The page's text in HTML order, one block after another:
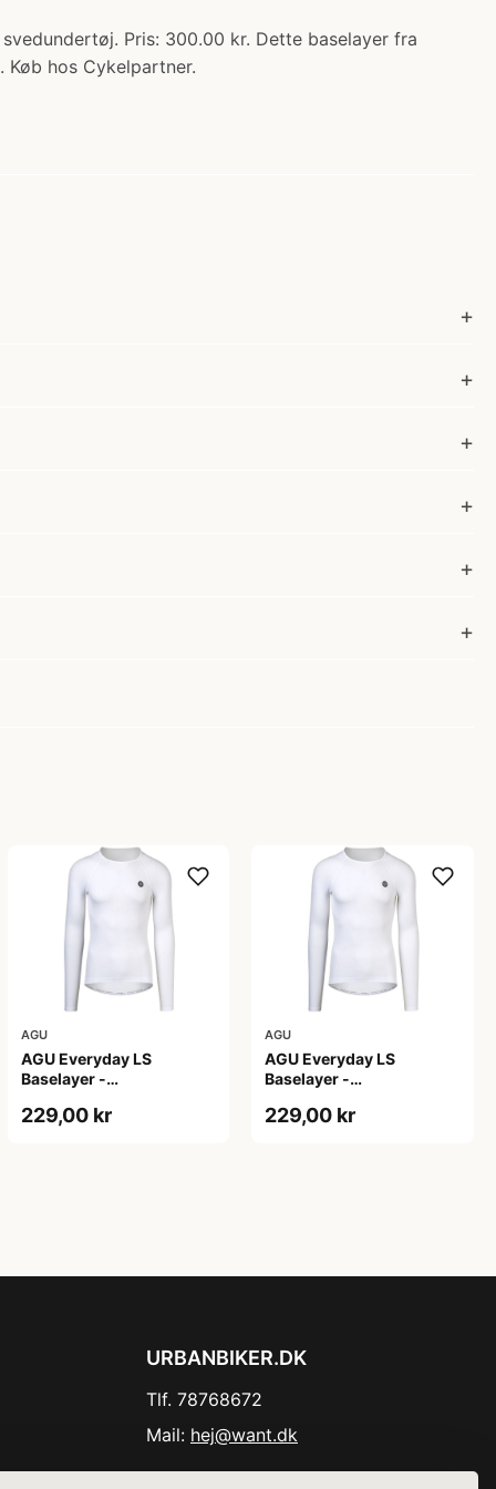
Pris: 300.00 kr. Dette baselayer fra
hos Cykelpartner.
AGU
AGU Everyday LS
Baselayer -
Ærmer - Herre - Hvid -
229,00 kr
AGU
AGU Everyday LS
Baselayer -
Ærmer - Herre - Hvid -
229,00 kr
URBANBIKER.DK
Tlf. 78768672
Mail: hej@want.dk